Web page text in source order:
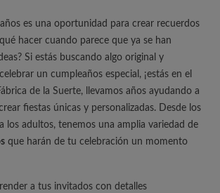
es una oportunidad para crear recuerdos
hacer cuando parece que ya se han
Si estás buscando algo original y
un cumpleaños especial, ¡estás en el
de la Suerte, llevamos años ayudando a
fiestas únicas y personalizadas. Desde los
los adultos, tenemos una amplia variedad de
que harán de tu celebración un momento
a tus invitados con detalles